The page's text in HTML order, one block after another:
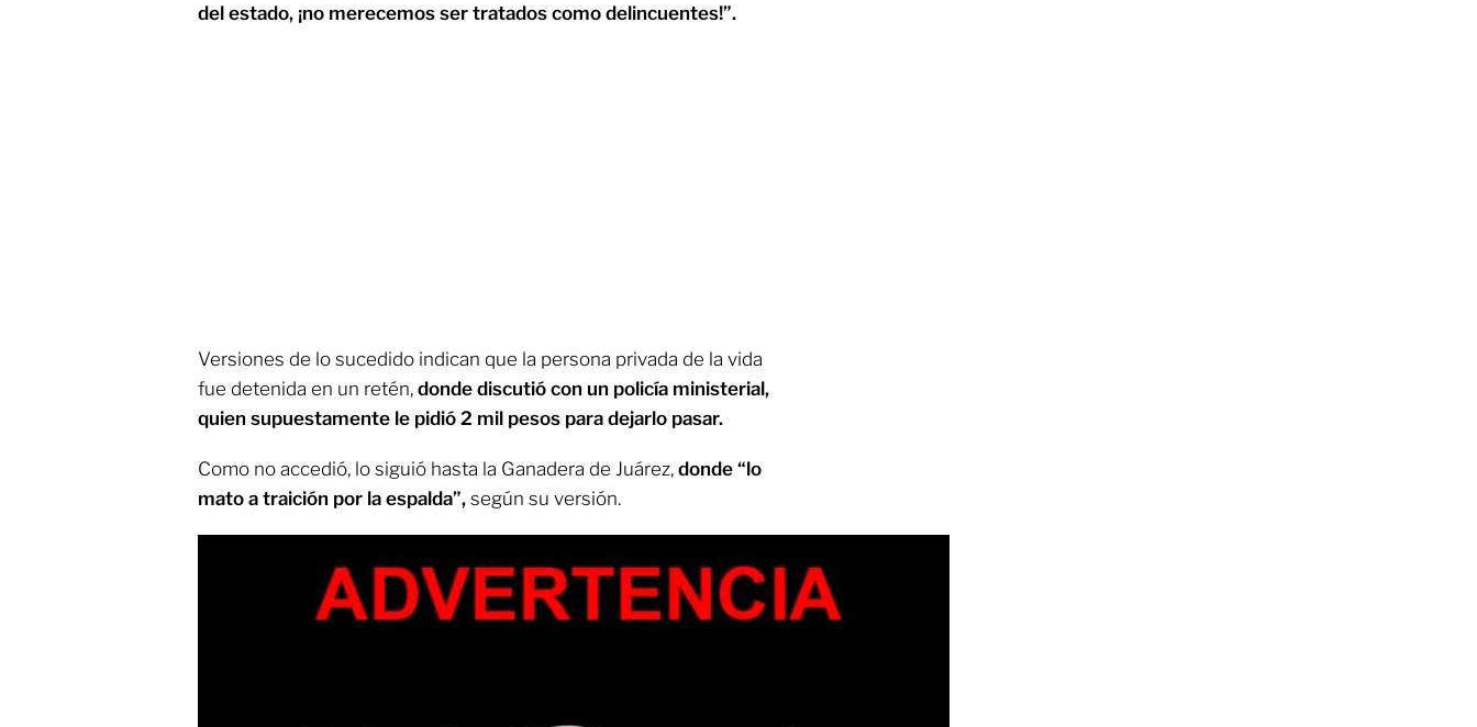
del estado, ¡no merecemos ser tratados como delincuentes!”.
Versiones de lo sucedido indican que la persona privada de la vida
fue detenida en un retén, donde discutió con un policía ministerial,
quien supuestamente le pidió 2 mil pesos para dejarlo pasar.
Como no accedió, lo siguió hasta la Ganadera de Juárez, donde “lo
mato a traición por la espalda”, según su versión.